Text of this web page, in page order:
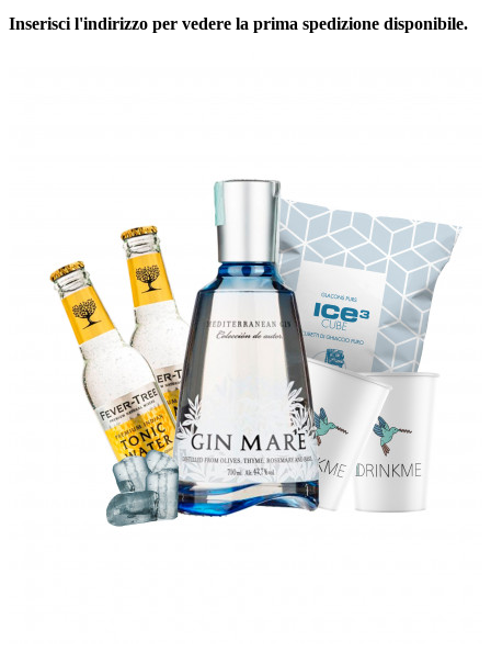
Inserisci l'indirizzo per vedere la prima spedizione disponibile.